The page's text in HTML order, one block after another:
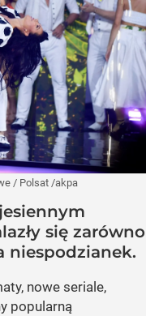
/ Polsat /akpa
się zarówno
niespodzianek.
nowe seriale,
popularną